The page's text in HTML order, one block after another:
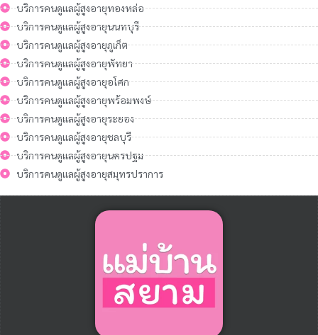
บริการคนดูแลผู้สูงอายุทองหล่อ
บริการคนดูแลผู้สูงอายุนนทบุรี
บริการคนดูแลผู้สูงอายุภูเก็ต
บริการคนดูแลผู้สูงอายุพัทยา
บริการคนดูแลผู้สูงอายุอโศก
บริการคนดูแลผู้สูงอายุพร้อมพงษ์
บริการคนดูแลผู้สูงอายุระยอง
บริการคนดูแลผู้สูงอายุชลบุรี
บริการคนดูแลผู้สูงอายุนครปฐม
บริการคนดูแลผู้สูงอายุสมุทรปราการ